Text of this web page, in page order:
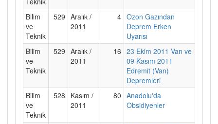
Bilim
ve
Teknik
529 Aralık /
2011
4 Ozon Gazından
Deprem Erken
Uyarısı
Bilim
ve
Teknik
529 Aralık /
2011
16 23 Ekim 2011 Van ve
09 Kasım 2011
Edremit (Van)
Depremleri
Bilim
ve
Teknik
528
Kasım /
2011
80 Anadolu'da
Obsidiyenler